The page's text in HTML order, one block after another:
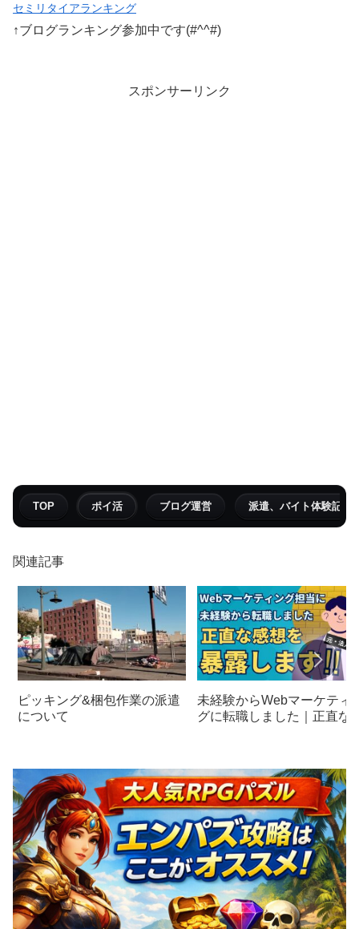
セミリタイアランキング
↑ブログランキング参加中です(#^^#)
スポンサーリンク
TOP ポイ活 ブログ運営 派遣、バイト体験記
関連記事
ピッキング&梱包作業の派遣
について
未経験からWebマーケティ
グに転職しました｜正直な